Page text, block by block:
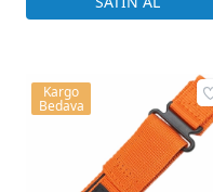
Kargo
Bedava